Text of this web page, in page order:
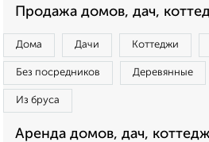
Продажа домов, дач,
Дома Дачи Коттеджи
Без посредников Деревянные
Из бруса
Аренда домов, дач,